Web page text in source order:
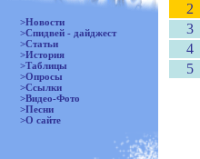
>Новости
>Спидвей - дайджест
>Статьи
>История
>Таблицы
>Опросы
>Ссылки
>Видео-Фото
>Песни
>О сайте
2
3
4
5